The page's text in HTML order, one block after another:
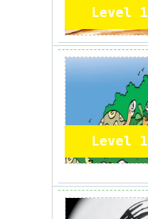
Level 1
Level 1